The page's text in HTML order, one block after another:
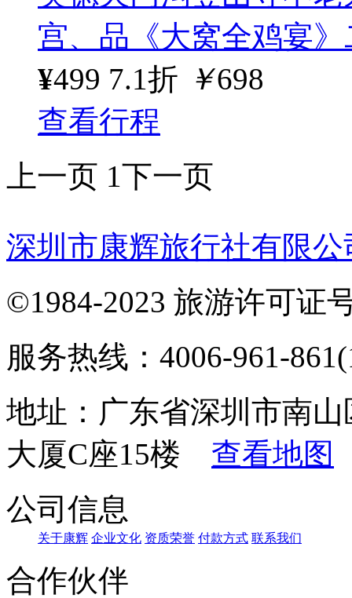
宫、品《大窝全鸡宴
¥499 7.1折 ￥698
查看行程
上一页 1下一页
深圳市康辉旅行社有限
©1984-2023 旅游许可证
服务热线：4006-961-
地址：广东省深圳市南
大厦C座15楼 查看地图
公司信息
关于康辉 企业文化 资质荣誉 付款方式 联系我们
合作伙伴